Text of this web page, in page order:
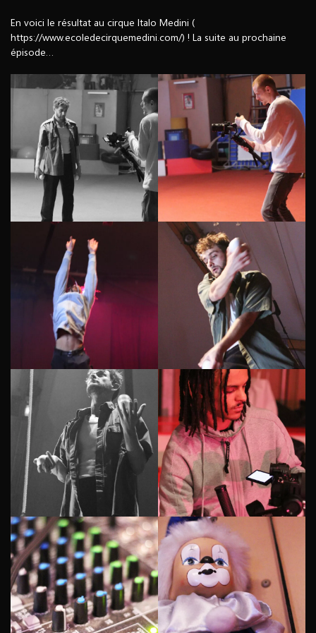
En voici le résultat au cirque Italo Medini (
https://www.ecoledecirquemedini.com/) ! La suite au prochaine
épisode…